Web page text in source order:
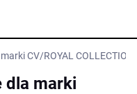
CV/ROYAL COLLECTION
dla marki